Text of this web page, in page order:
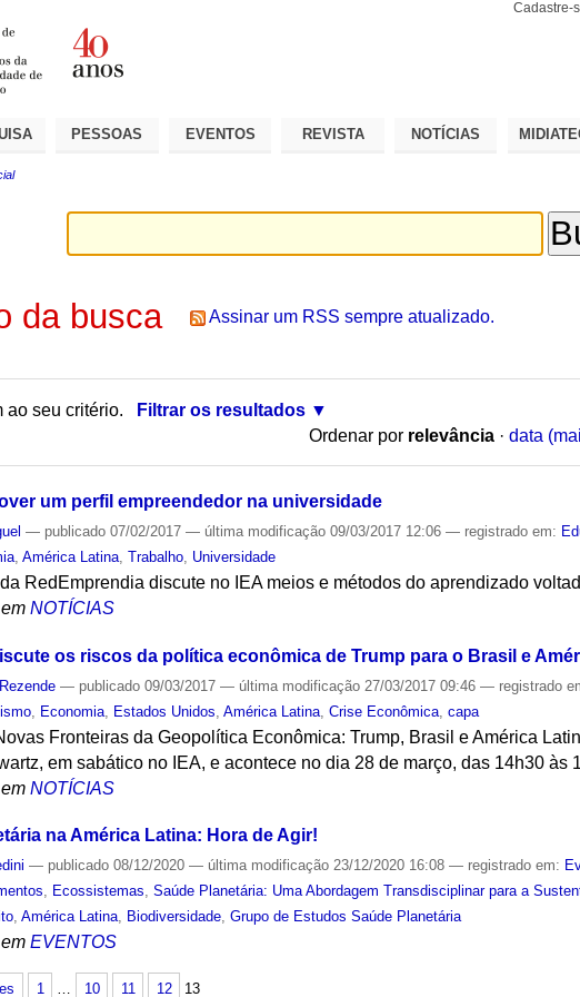
Cadastre-
PESSOAS EVENTOS REVISTA NOTÍCIAS
da busca Assinar um RSS sempre atualizado.
ao seu critério.
Filtrar os resultados
Ordenar por relevância · data
um perfil empreendedor na universidade
— publicado 07/02/2017— última modificação 09/03/2017 12:06— registrado em:
,América Latina ,Trabalho Universidade
RedEmprendia discute no IEA meios e métodos do aprendizado
NOTÍCIAS
os riscos da política econômica de Trump para o Brasil e
— publicado 09/03/2017— última modificação 27/03/2017 09:46— registrado
Economia Estados Unidos ,América Latina ,Crise Econômica ,capa
Fronteiras da Geopolítica Econômica: Trump, Brasil e América
em sabático no IEA, e acontece no dia 28 de março, das 14h30 às
NOTÍCIAS
na América Latina: Hora de Agir!
— publicado 08/12/2020— última modificação 23/12/2020 16:08— registrado em:
, Ecossistemas,Saúde Planetária: Uma Abordagem Transdisciplinar para a
,América Latina, Biodiversidade,Grupo de Estudos Saúde Planetária
EVENTOS
1 … 10 11 12 13